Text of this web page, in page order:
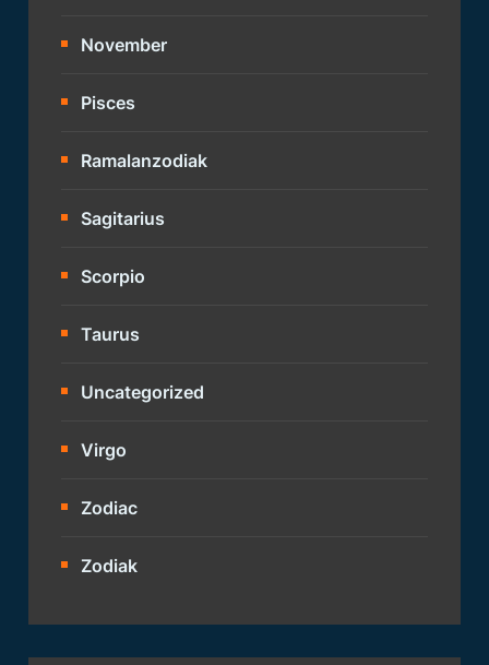
November
Pisces
Ramalanzodiak
Sagitarius
Scorpio
Taurus
Uncategorized
Virgo
Zodiac
Zodiak